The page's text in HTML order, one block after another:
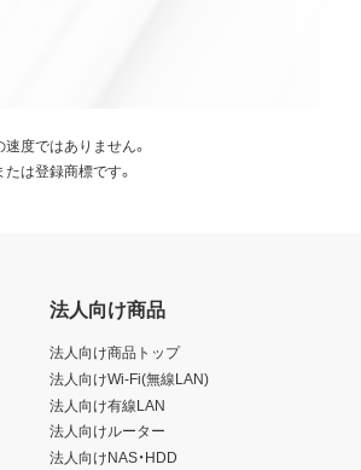
度ではありません。
は登録商標です。
法人向け商品
法人向け商品トップ
法人向けWi-Fi(無線LAN)
法人向け有線LAN
法人向けルーター
法人向けNAS・HDD